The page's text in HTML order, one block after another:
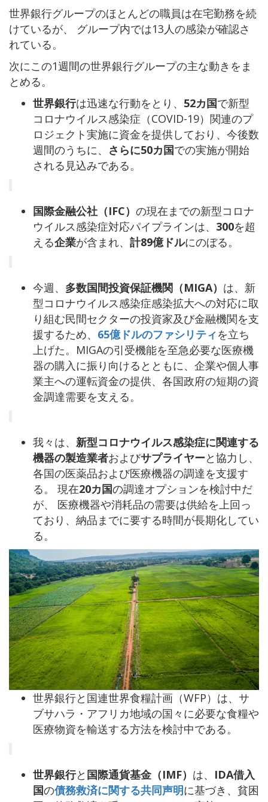
世界銀行グループのほとんどの職員は在宅勤務を続
けているが、 グループ内では13人の感染が確認さ
れている。
次にこの1週間の世界銀行グループの主な動きをま
とめる。
世界銀行は迅速な行動をとり、 52カ国で新型
コロナウイルス感染症（COVID-19）関連のプ
ロジェクト実施に資金を提供しており、今後数
週間のうちに、 さらに50カ国での実施が開始
される見込みである。
国際金融公社（IFC） の現在までの新型コロナ
ウイルス感染症対応パイプラインは、 300を超
える企業が含まれ、 計89億ドルにのぼる。
今週、 多数国間投資保証機関（MIGA） は、新
型コロナウイルス感染症感染拡大への対応に取
り組む民間セクターの投資家及び金融機関を支
援するため、 65億ドルのファシリティを立ち
上げた。MIGAの引受機能を至急必要な医療機
器の購入に振り向けるとともに、企業や個人事
業主への運転資金の提供、各国政府の短期の資
金調達需要を支える。
我々は、 新型コロナウイルス感染症に関連する
機器の製造業者およびサプライヤーと協力し、
各国の医薬品および医療機器の調達を支援す
る。 現在20カ国の調達オプションを検討中だ
が、 医療機器や消耗品の需要は供給を上回っ
ており、納品までに要する時間が長期化してい
る。
世界銀行と国連世界食糧計画（WFP）は、サ
ブサハラ・アフリカ地域の国々に必要な食糧や
医療物資を輸送する方法を検討中である。
世界銀行と 国際通貨基金（IMF） は、 IDA借入
国の債務救済に関する共同声明に基づき、貧困